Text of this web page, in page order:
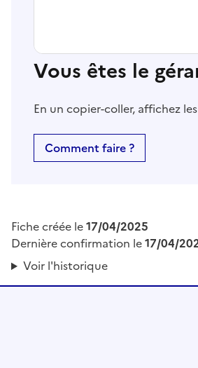
Vous êtes le
En un copier-coller, affichez
Comment faire ?
Fiche créée le17/04/2025
Dernière confirmation le17/04/
Voir l'historique